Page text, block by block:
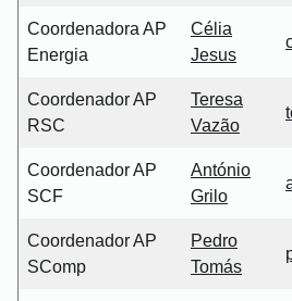
Coordenadora AP
Energia
Célia
Jesus
Coordenador AP
RSC
Teresa
Vazão
Coordenador AP
SCF
António
Grilo
Coordenador AP
SComp
Pedro
Tomás